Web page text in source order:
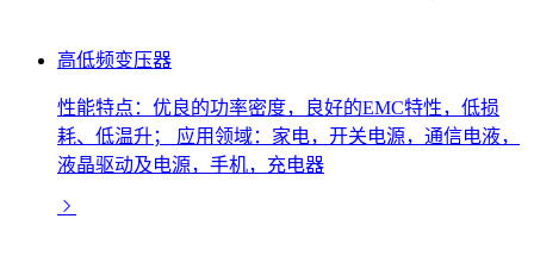
高低频变压器
性能特点：优良的功率密度，良好的EMC特性，低损
耗、低温升； 应用领域：家电，开关电源，通信电液，
液晶驱动及电源，手机，充电器